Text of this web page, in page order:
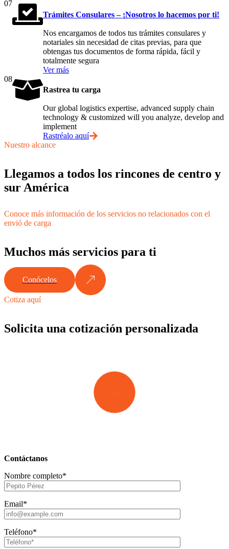
07
Trámites Consulares – ¡Nosotros lo hacemos por ti!
Nos encargamos de todos tus trámites consulares y
notariales sin necesidad de citas previas, para que
obtengas tus documentos de forma rápida, fácil y
totalmente segura
Ver más
08
Rastrea tu carga
Our global logistics expertise, advanced supply chain
technology & customized will you analyze, develop and
implement
Rastréalo aquí
Nuestro alcance
Llegamos a todos los rincones de centro y
sur América
Conoce más información de los servicios no relacionados con el
envió de carga
Muchos más servicios para ti
Conócelos
Cotiza aquí
Solicita una cotización personalizada
Contáctanos
Nombre completo*
Email*
Teléfono*